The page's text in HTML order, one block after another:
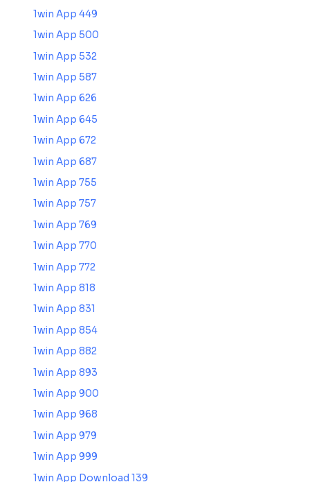
1win App 449
1win App 500
1win App 532
1win App 587
1win App 626
1win App 645
1win App 672
1win App 687
1win App 755
1win App 757
1win App 769
1win App 770
1win App 772
1win App 818
1win App 831
1win App 854
1win App 882
1win App 893
1win App 900
1win App 968
1win App 979
1win App 999
1win App Download 139